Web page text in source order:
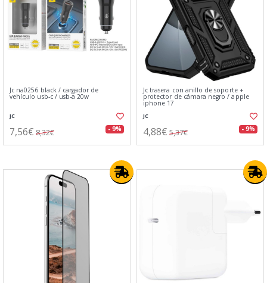
Jc na0256 black / cargador de
vehículo usb-c / usb-a 20w
JC
7,56€ 8,32€ - 9%
Jc trasera con anillo de soporte +
protector de cámara negro / apple
iphone 17
JC
4,88€ 5,37€ - 9%